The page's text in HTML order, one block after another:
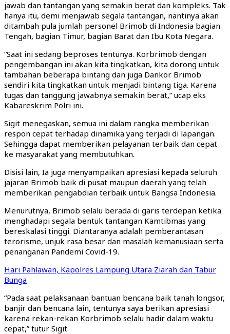
jawab dan tantangan yang semakin berat dan kompleks. Tak
hanya itu, demi menjawab segala tantangan, nantinya akan
ditambah pula jumlah personel Brimob di Indonesia bagian
Tengah, bagian Timur, bagian Barat dan Ibu Kota Negara.
“Saat ini sedang beproses tentunya. Korbrimob dengan
pengembangan ini akan kita tingkatkan, kita dorong untuk
tambahan beberapa bintang dan juga Dankor Brimob
sendiri kita tingkatkan untuk menjadi bintang tiga. Karena
tugas dan tanggung jawabnya semakin berat,” ucap eks
Kabareskrim Polri ini.
Sigit menegaskan, semua ini dalam rangka memberikan
respon cepat terhadap dinamika yang terjadi di lapangan.
Sehingga dapat memberikan pelayanan terbaik dan cepat
ke masyarakat yang membutuhkan.
Disisi lain, Ia juga menyampaikan apresiasi kepada seluruh
jajaran Brimob baik di pusat maupun daerah yang telah
memberikan pengabdian terbaik untuk Bangsa Indonesia.
Menurutnya, Brimob selalu berada di garis terdepan ketika
menghadapi segala bentuk tantangan Kamtibmas yang
bereskalasi tinggi. Diantaranya adalah pemberantasan
terorisme, unjuk rasa besar dan masalah kemanusiaan serta
penanganan Pandemi Covid-19.
Hari Pahlawan, Kapolres Lampung Utara Ziarah dan Tabur
Bunga
“Pada saat pelaksanaan bantuan bencana baik tanah longsor,
banjir dan bencana lain, tentunya saya berikan apresiasi
karena rekan-rekan Korbrimob selalu hadir dalam waktu
cepat,” tutur Sigit.